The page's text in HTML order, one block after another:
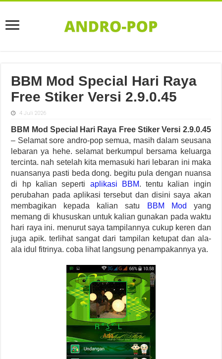
BBM Mod Special Hari Raya
Free Stiker Versi 2.9.0.45
4 Juli 2026
BBM Mod Special Hari Raya Free Stiker Versi 2.9.0.45
– Selamat sore andro-pop semua, masih dalam seusana
lebaran ya hehe. selamat berkumpul bersama keluarga
tercinta. nah setelah kita memasuki hari lebaran ini maka
nuansanya pasti beda dong. begitu pula dengan nuansa
di hp kalian seperti aplikasi BBM. tentu kalian ingin
perubahan pada aplikasi tersebut dan disini saya akan
membagikan kepada kalian satu
BBM Mod yang
memang di khususkan untuk kalian gunakan pada waktu
hari raya ini. menurut saya tampilannya cukup keren dan
juga apik. terlihat sangat dari tampilan ketupat dan ala-
ala idul fitrinya. coba lihat langsung penampakannya ya.